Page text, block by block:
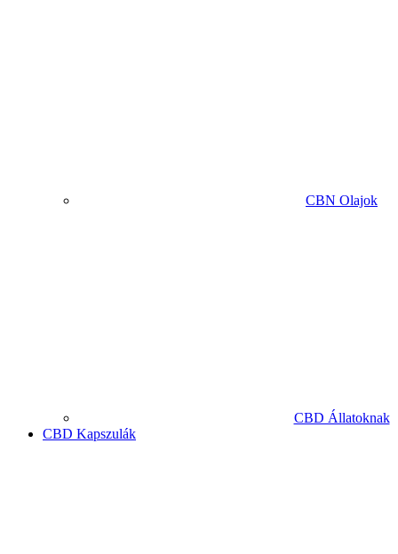
CBN Olajok
CBD Állatoknak
CBD Kapszulák